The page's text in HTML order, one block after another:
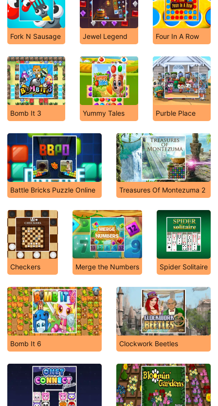
Fork N Sausage Jewel Legend Four In A Row
Bomb It 3 Yummy Tales Purble Place
Battle Bricks Puzzle Online Treasures Of Montezuma 2
Checkers Merge the Numbers Spider Solitaire
Bomb It 6 Clockwork Beetles